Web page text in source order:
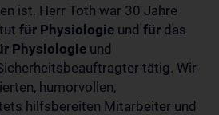
ist. Herr Toth war 30 Jahre
für Physiologie und für das
Physiologie und
tätig. Wir
humorvollen,
hilfsbereiten Mitarbeiter und